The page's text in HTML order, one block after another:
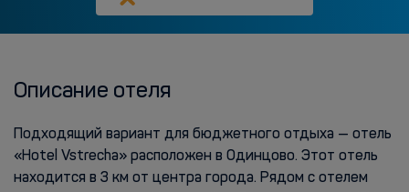
Описание отеля
Подходящий вариант для бюджетного отдыха — отель
«Hotel Vstrecha» расположен в Одинцово. Этот отель
находится в 3 км от центра города. Рядом с отелем